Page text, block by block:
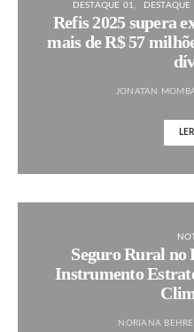
DESTAQUE 01
Refis 2025 supera
mais de R$ 57
JONATAN
Seguro Rural no
Instrumento
NORIANA